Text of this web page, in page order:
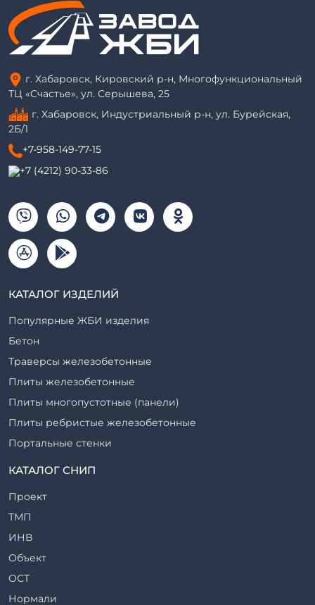
г. Хабаровск, Кировский р-н, Многофункциональный
ТЦ «Счастье», ул. Серышева, 25
г. Хабаровск, Индустриальный р-н, ул. Бурейская,
2Б/1
+7-958-149-77-15
+7 (4212) 90-33-86
КАТАЛОГ ИЗДЕЛИЙ
Популярные ЖБИ изделия
Бетон
Траверсы железобетонные
Плиты железобетонные
Плиты многопустотные (панели)
Плиты ребристые железобетонные
Портальные стенки
Прогоны железобетонные
Ригели железобетонные
Сваи железобетонные
Стеновые блоки
Стойки железобетонные
Столбы железобетонные
КАТАЛОГ СНИП
Проект
ТМП
ИНВ
Объект
ОСТ
Нормали